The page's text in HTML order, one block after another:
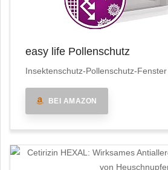
easy life Pollenschutz
Insektenschutz-Pollenschutz-
BEI AMAZON